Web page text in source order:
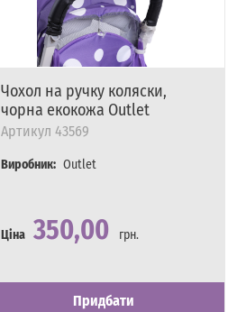
Чохол на ручку коляски,
чорна екокожа Outlet
Артикул 43569
Виробник: Outlet
Ціна 350,00 грн.
Наявність
Є в наявності
Придбати